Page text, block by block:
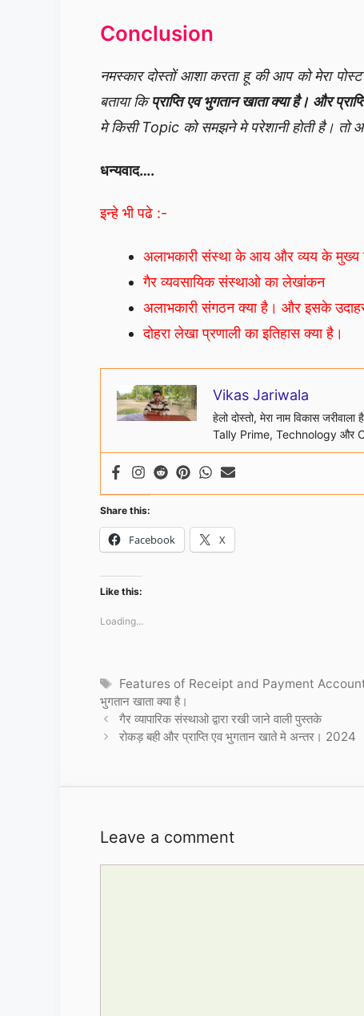
Conclusion
नमस्कार दोस्तों आशा करता हू की आप को मेरा
बताया किप्राप्ति एव भुगतान खाता क्या है। और
मे किसी Topic को समझने मे परेशानी होती है।
धन्यवाद….
इन्हे भी पढे :-
अलाभकारी संस्था के आय और व्यय के मुख्य
गैर व्यवसायिक संस्थाओ का लेखांकन
अलाभकारी संगठन क्या है। और इसके
दोहरा लेखा प्रणाली का इतिहास क्या है।
Vikas Jariwala
हेलो दोस्तो, मेरा नाम विकास
Tally Prime, Technology और
Share this:
Facebook X
Like this:
Loading...
Tags
Features of Receipt and Payment
भुगतान खाता क्या है।
गैर व्यापारिक संस्थाओ द्वारा रखी जाने वाली पुस्तके
रोकड़ बही और प्राप्ति एव भुगतान खाते मे अन्तर। 2024
Leave a comment